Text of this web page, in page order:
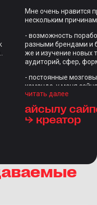
Мне очень нравится
нескольким
- возможность
разными брендами и
же и изучение новых
аудиторий, сфер,
- постоянные
команде, у меня
заточена на
потому командные
люблю и скучаю.
- работа с разными
- жизненная жиза. то,
этих проектов
читать далее
айсылу
⮡ креатор